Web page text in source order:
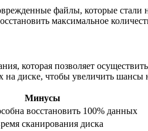
файлы, которые
максимальное
которая позволяет
диске, чтобы увеличить
Минусы
восстановить 100% данных
сканирования диска